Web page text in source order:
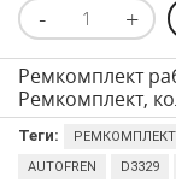
Ремкомплект
Ремкомплект,
Теги:
AUTOFREN
D3329